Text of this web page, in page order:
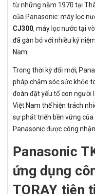
từ những năm 1970 tại
của Panasonic: máy lọc
CJ300, máy lọc nước tại
đã gắn bó với nhiều kỷ
Nam.
Trong thời kỳ đổi mới,
pháp chăm sóc sức khỏe
đoàn đặt yếu tố con người
Việt Nam thể hiện trách
sự phát triển bền vững
Panasonic được công
Panasonic
ứng dụng
TORAY tiên